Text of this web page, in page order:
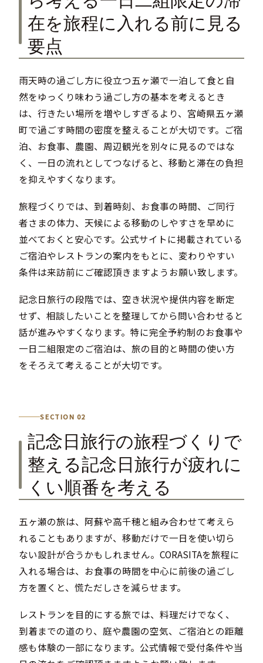
在を旅程に入れる前に見る
要点
雨天時の過ごし方に役立つ五ヶ瀬で一泊して食と自
然をゆっくり味わう過ごし方の基本を考えるとき
は、行きたい場所を増やしすぎるより、宮崎県五ヶ瀬
町で過ごす時間の密度を整えることが大切です。ご宿
泊、お食事、農園、周辺観光を別々に見るのではな
く、一日の流れとしてつなげると、移動と滞在の負担
を抑えやすくなります。
旅程づくりでは、到着時刻、お食事の時間、ご同行
者さまの体力、天候による移動のしやすさを早めに
並べておくと安心です。公式サイトに掲載されている
ご宿泊やレストランの案内をもとに、変わりやすい
条件は来訪前にご確認頂きますようお願い致します。
記念日旅行の段階では、空き状況や提供内容を断定
せず、相談したいことを整理してから問い合わせると
話が進みやすくなります。特に完全予約制のお食事や
一日二組限定のご宿泊は、旅の目的と時間の使い方
をそろえて考えることが大切です。
SECTION 02
記念日旅行の旅程づくりで
整える記念日旅行が疲れに
くい順番を考える
五ヶ瀬の旅は、阿蘇や高千穂と組み合わせて考えら
れることもありますが、移動だけで一日を使い切ら
ない設計が合うかもしれません。CORASITAを旅程に
入れる場合は、お食事の時間を中心に前後の過ごし
方を置くと、慌ただしさを減らせます。
レストランを目的にする旅では、料理だけでなく、
到着までの道のり、庭や農園の空気、ご宿泊との距離
感も体験の一部になります。公式情報で受付条件や当